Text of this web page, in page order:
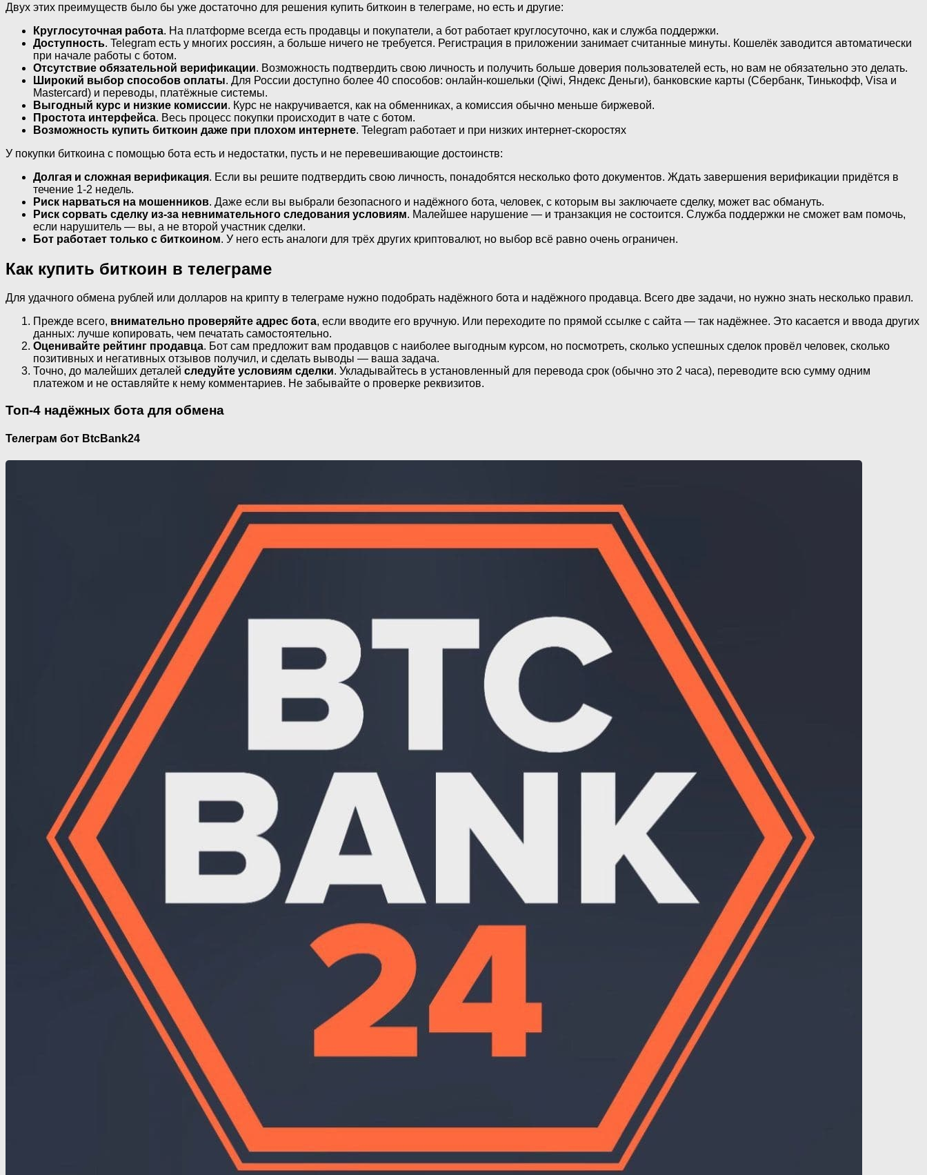
Двух этих преимуществ было бы уже достаточно для решения купить биткоин в телеграме, но есть и другие:
Круглосуточная работа. На платформе всегда есть продавцы и покупатели, а бот работает круглосуточно, как и служба поддержки.
Доступность. Telegram есть у многих россиян, а больше ничего не требуется. Регистрация в приложении занимает считанные минуты. Кошелёк заводится автоматически
при начале работы с ботом.
Отсутствие обязательной верификации. Возможность подтвердить свою личность и получить больше доверия пользователей есть, но вам не обязательно это делать.
Широкий выбор способов оплаты. Для России доступно более 40 способов: онлайн-кошельки (Qiwi, Яндекс Деньги), банковские карты (Сбербанк, Тинькофф, Visa и
Mastercard) и переводы, платёжные системы.
Выгодный курс и низкие комиссии. Курс не накручивается, как на обменниках, а комиссия обычно меньше биржевой.
Простота интерфейса. Весь процесс покупки происходит в чате с ботом.
Возможность купить биткоин даже при плохом интернете. Telegram работает и при низких интернет-скоростях
У покупки биткоина с помощью бота есть и недостатки, пусть и не перевешивающие достоинств:
Долгая и сложная верификация. Если вы решите подтвердить свою личность, понадобятся несколько фото документов. Ждать завершения верификации придётся в
течение 1-2 недель.
Риск нарваться на мошенников. Даже если вы выбрали безопасного и надёжного бота, человек, с которым вы заключаете сделку, может вас обмануть.
Риск сорвать сделку из-за невнимательного следования условиям. Малейшее нарушение — и транзакция не состоится. Служба поддержки не сможет вам помочь,
если нарушитель — вы, а не второй участник сделки.
Бот работает только с биткоином. У него есть аналоги для трёх других криптовалют, но выбор всё равно очень ограничен.
Как купить биткоин в телеграме
Для удачного обмена рублей или долларов на крипту в телеграме нужно подобрать надёжного бота и надёжного продавца. Всего две задачи, но нужно знать несколько правил.
Прежде всего, внимательно проверяйте адрес бота, если вводите его вручную. Или переходите по прямой ссылке с сайта — так надёжнее. Это касается и ввода других
данных: лучше копировать, чем печатать самостоятельно.
Оценивайте рейтинг продавца. Бот сам предложит вам продавцов с наиболее выгодным курсом, но посмотреть, сколько успешных сделок провёл человек, сколько
позитивных и негативных отзывов получил, и сделать выводы — ваша задача.
Точно, до малейших деталей следуйте условиям сделки. Укладывайтесь в установленный для перевода срок (обычно это 2 часа), переводите всю сумму одним
платежом и не оставляйте к нему комментариев. Не забывайте о проверке реквизитов.
Топ-4 надёжных бота для обмена
Телеграм бот BtcBank24